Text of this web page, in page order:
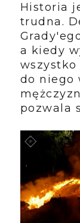
Historia
trudna.
a kiedy
do niego
pozwala